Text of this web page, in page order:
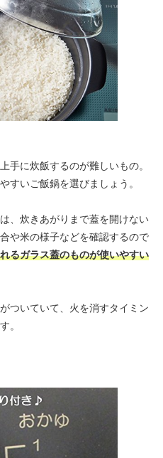
手に炊飯するのが難しいもの。
すいご飯鍋を選びましょう。
、炊きあがりまで蓋を開けない
や米の様子などを確認するので
るガラス蓋のものが使いやすい
ついていて、火を消すタイミン
。